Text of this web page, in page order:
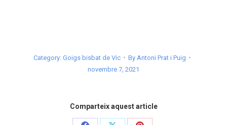
Category: Goigs bisbat de Vic By Antoni Prat i Puig
novembre 7, 2021
Comparteix aquest article